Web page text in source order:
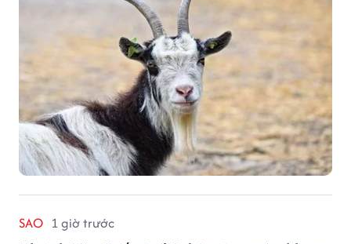
SAO 1 giờ trước